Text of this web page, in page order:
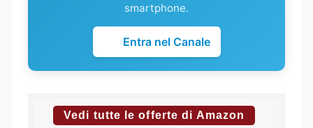
smartphone.
Entra nel Canale